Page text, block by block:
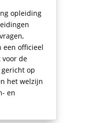
opleiding
een officieel
voor de
op
het welzijn
en